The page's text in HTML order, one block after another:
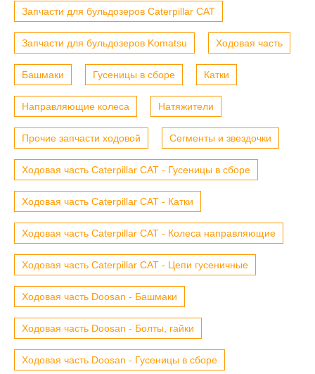
Запчасти для бульдозеров Caterpillar CAT
Запчасти для бульдозеров Komatsu Ходовая часть
Башмаки Гусеницы в сборе Катки
Направляющие колеса Натяжители
Прочие запчасти ходовой Сегменты и звездочки
Ходовая часть Caterpillar CAT - Гусеницы в сборе
Ходовая часть Caterpillar CAT - Катки
Ходовая часть Caterpillar CAT - Колеса направляющие
Ходовая часть Caterpillar CAT - Цепи гусеничные
Ходовая часть Doosan - Башмаки
Ходовая часть Doosan - Болты, гайки
Ходовая часть Doosan - Гусеницы в сборе